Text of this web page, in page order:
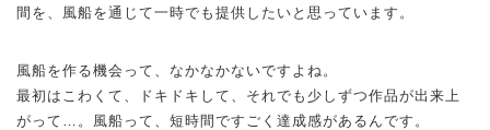
間を、風船を通じて一時でも提供したいと思っています。
風船を作る機会って、なかなかないですよね。
最初はこわくて、ドキドキして、それでも少しずつ作品が出来上
がって…。風船って、短時間ですごく達成感があるんです。